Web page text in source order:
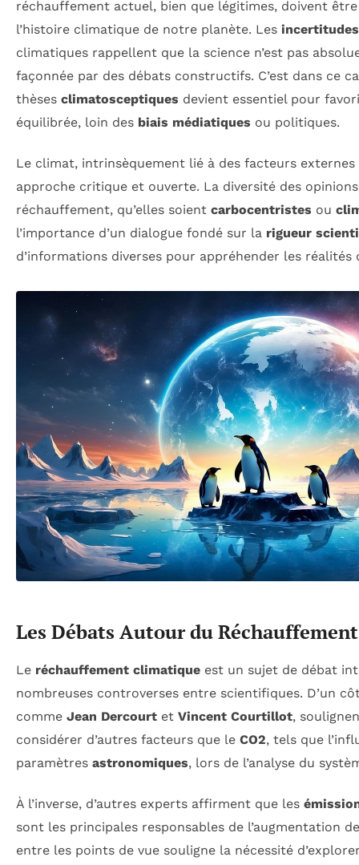
réchauffement actuel, bien que légitimes, doivent
l’histoire climatique de notre planète. Les incertitudes
climatiques rappellent que la science n’est pas
façonnée par des débats constructifs. C’est dans ce
thèses climatosceptiques devient essentiel pour
équilibrée, loin des biais médiatiques ou politiques.
Le climat, intrinsèquement lié à des facteurs
approche critique et ouverte. La diversité des
réchauffement, qu’elles soient carbocentristes ou
l’importance d’un dialogue fondé sur la rigueur
d’informations diverses pour appréhender les réalités
Les Débats Autour du
Le réchauffement climatique est un sujet de débat
nombreuses controverses entre scientifiques. D’un
comme Jean Dercourt et Vincent Courtillot,
considérer d’autres facteurs que le CO2, tels que
paramètres astronomiques, lors de l’analyse du
À l’inverse, d’autres experts affirment que les
sont les principales responsables de l’augmentation
entre les points de vue souligne la nécessité